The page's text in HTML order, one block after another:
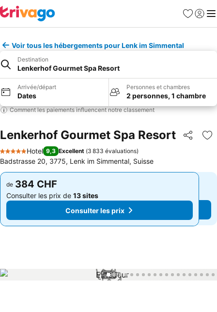
Favoris
Se
Voir tous les hébergements pour Lenk im Simmental
Destination
Lenkerhof Gourmet Spa Resort
Arrivée/départ
Dates
Personnes et chambres
2 personnes, 1 chambre
Comment les paiements influencent notre classement
Lenkerhof Gourmet Spa Resort Partager
5 Étoiles
Hotel 9,3 Excellent (3 833 évaluations)
Badstrasse 20, 3775, Lenk im Simmental, Suisse
de 384 CHF
Consulter les prix de 13 sites
Consulter les prix
de 384 CHF
Consulter les prix de 13 sites
Consulter les prix
1 / 99